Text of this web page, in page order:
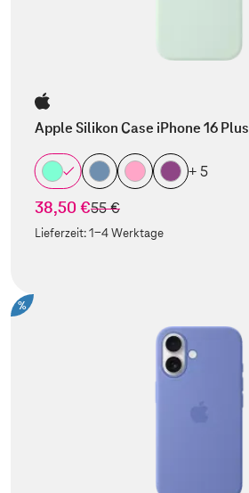
Apple Silikon Case iPhone 16 Plus
+ 5
38,50 €statt
55 €
Lieferzeit:1-4 Werktage
%